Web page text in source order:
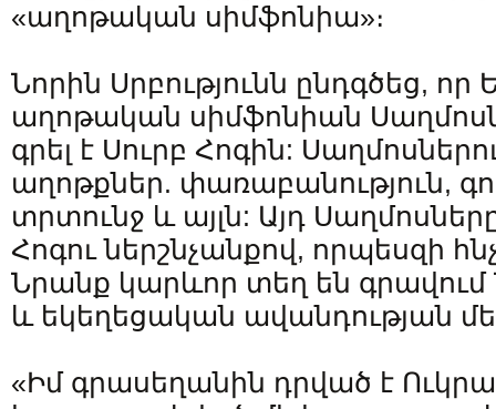
«աղոթական սիմֆոնիա»։
Նորին Սրբությունն ընդգծեց, որ
աղոթական սիմֆոնիան
գրել է Սուրբ Հոգին:
աղոթքներ. փառաբանություն,
տրտունջ և այլն: Այդ
Հոգու ներշնչանքով, որպեսզի
Նրանք կարևոր տեղ են
և եկեղեցական ավանդության
«Իմ գրասեղանին դրված է